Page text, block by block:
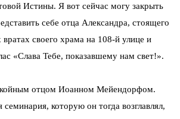
Истины. Я вот сейчас могу закрыть
себе отца Александра, стоящего
своего храма на 108-й улице и
«Слава Тебе, показавшему нам свет!».
отцом Иоанном Мейендорфом.
которую он тогда возглавлял,